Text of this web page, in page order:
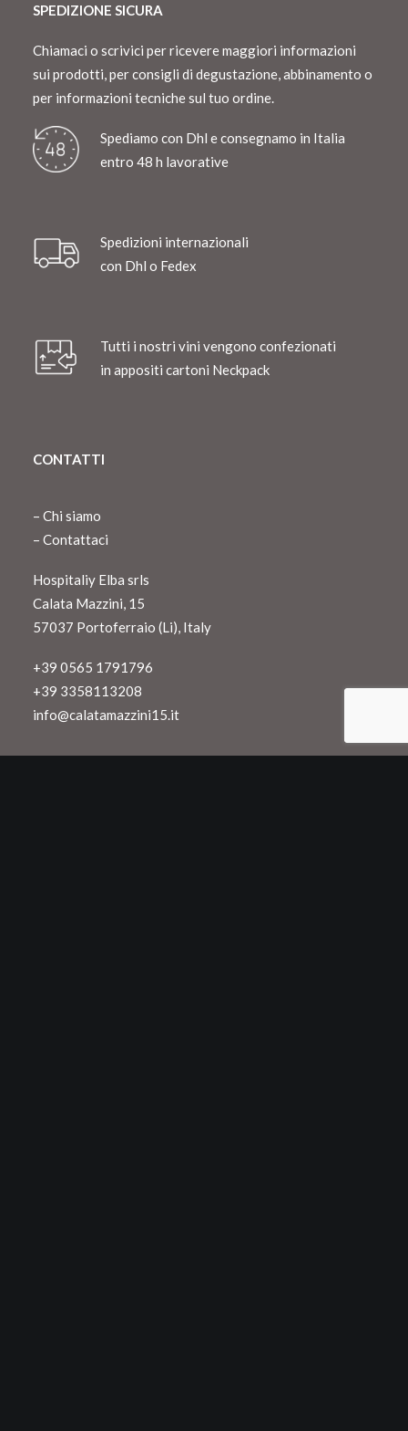
SPEDIZIONE SICURA
Chiamaci o scrivici per ricevere maggiori informazioni
sui prodotti, per consigli di degustazione, abbinamento o
per informazioni tecniche sul tuo ordine.
Spediamo con Dhl e consegnamo in Italia
entro 48 h lavorative
Spedizioni internazionali
con Dhl o Fedex
Tutti i nostri vini vengono confezionati
in appositi cartoni Neckpack
CONTATTI
– Chi siamo
– Contattaci
Hospitaliy Elba srls
Calata Mazzini, 15
57037 Portoferraio (Li), Italy
+39 0565 1791796
+39 3358113208
info@calatamazzini15.it